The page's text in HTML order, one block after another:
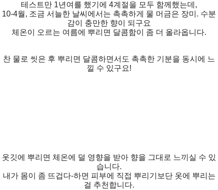
테스트만 1년여를 했기에 4계절을 모두 함께했는데,
10-4월, 조금 서늘한 날씨에서는 촉촉하게 물 머금은 장미. 수분
감이 충만한 향이 되구요
체온이 오르는 여름에 뿌리면 달콤함이 좀 더 올라옵니다.
찬 물로 씻은 후 뿌리면 달콤하면서도 촉촉한 기분을 동시에 느
낄 수 있구요!
옷깃에 뿌리면 체온에 덜 영향을 받아 향을 그대로 느끼실 수 있
습니다.
내가 몸이 좀 뜨겁다-하면 피부에 직접 뿌리기보단 옷에 뿌리는
걸 추천합니다.